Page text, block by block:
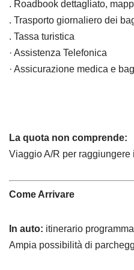
. Roadbook dettagliato,
. Trasporto giornaliero dei
. Tassa turistica
· Assistenza Telefonica
· Assicurazione medica e
La quota non comprende:
Viaggio A/R per raggiungere
Come Arrivare
In auto: itinerario
Ampia possibilità di